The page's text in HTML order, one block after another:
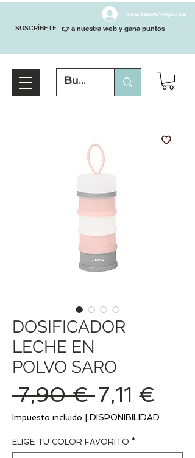
SUSCRÍBETE
Inicia Sesión/Regístrate
👉 a nuestra web y gana puntos
DOSIFICADOR
LECHE EN
POLVO SARO
7,90 € Precio
7,11 €
de
Impuesto incluido DISPONIBILIDAD
ELIGE TU COLOR FAVORITO *